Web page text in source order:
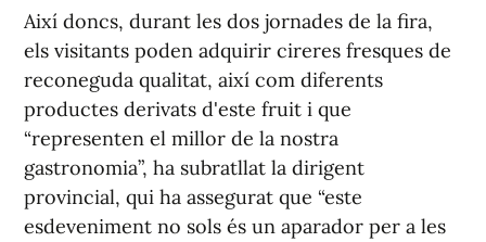
Així doncs, durant les dos jornades de la fira,
els visitants poden adquirir cireres fresques de
reconeguda qualitat, així com diferents
productes derivats d'este fruit i que
“representen el millor de la nostra
gastronomia”, ha subratllat la dirigent
provincial, qui ha assegurat que “este
esdeveniment no sols és un aparador per a les